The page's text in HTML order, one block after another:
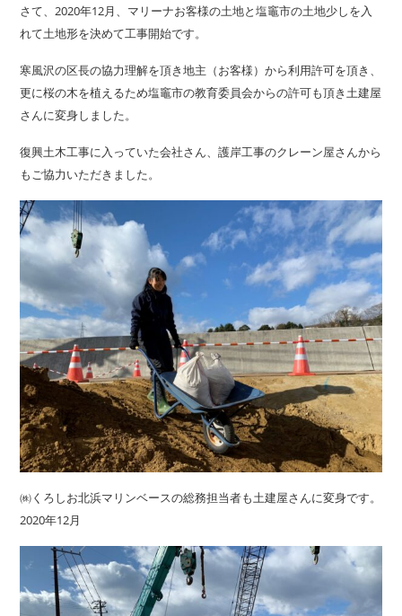
さて、2020年12月、マリーナお客様の土地と塩竈市の土地少しを入
れて土地形を決めて工事開始です。
寒風沢の区長の協力理解を頂き地主（お客様）から利用許可を頂き、
更に桜の木を植えるため塩竈市の教育委員会からの許可も頂き土建屋
さんに変身しました。
復興土木工事に入っていた会社さん、護岸工事のクレーン屋さんから
もご協力いただきました。
㈱くろしお北浜マリンベースの総務担当者も土建屋さんに変身です。
2020年12月